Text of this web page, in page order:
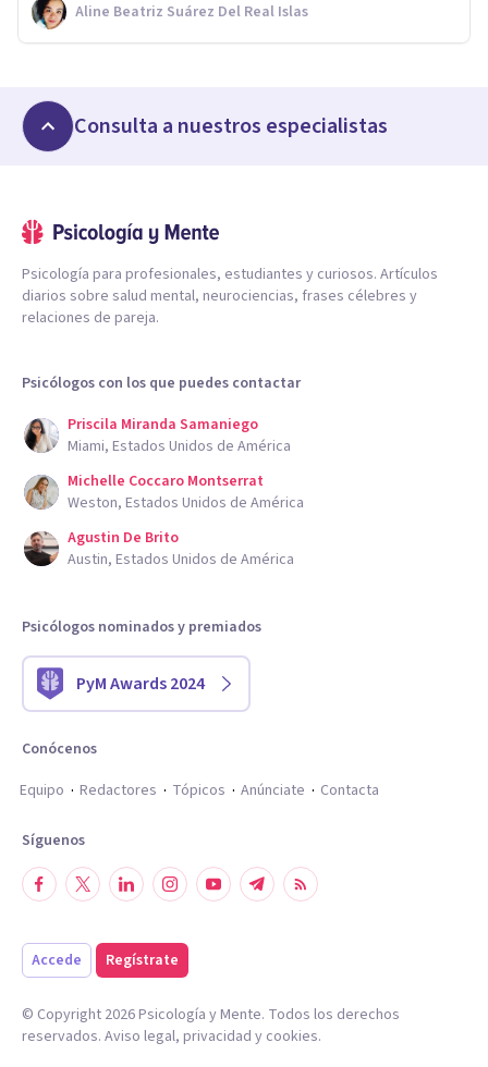
Aline Beatriz Suárez Del Real Islas
Consulta a nuestros especialistas
Psicología para profesionales, estudiantes y curiosos. Artículos
diarios sobre salud mental, neurociencias, frases célebres y
relaciones de pareja.
Psicólogos con los que puedes contactar
Priscila Miranda Samaniego
Miami, Estados Unidos de América
Michelle Coccaro Montserrat
Weston, Estados Unidos de América
Agustin De Brito
Austin, Estados Unidos de América
Psicólogos nominados y premiados
PyM Awards 2024
Conócenos
Equipo
Redactores Tópicos Anúnciate Contacta
Síguenos
Accede Regístrate
© Copyright 2026Psicología y Mente. Todos los derechos
reservados. Aviso legal, privacidad y cookies.